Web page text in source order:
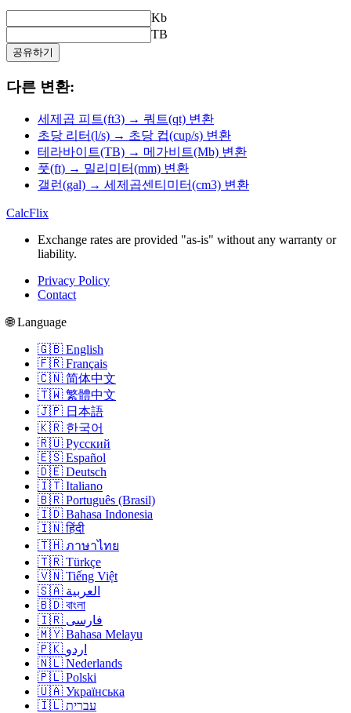
Kb
TB
공유하기
다른 변환:
세제곱 피트(ft3) → 쿼트(qt) 변환
초당 리터(l/s) → 초당 컵(cup/s) 변환
테라바이트(TB) → 메가비트(Mb) 변환
풋(ft) → 밀리미터(mm) 변환
갤런(gal) → 세제곱센티미터(cm3) 변환
CalcFlix
Exchange rates are provided "as-is" without any warranty or
liability.
Privacy Policy
Contact
🌐 Language
🇬🇧 English
🇫🇷 Français
🇨🇳 简体中文
🇹🇼 繁體中文
🇯🇵 日本語
🇰🇷 한국어
🇷🇺 Русский
🇪🇸 Español
🇩🇪 Deutsch
🇮🇹 Italiano
🇧🇷 Português (Brasil)
🇮🇩 Bahasa Indonesia
🇮🇳 हिंदी
🇹🇭 ภาษาไทย
🇹🇷 Türkçe
🇻🇳 Tiếng Việt
🇸🇦 العربية
🇧🇩 বাংলা
🇮🇷 فارسی
🇲🇾 Bahasa Melayu
🇵🇰 اردو
🇳🇱 Nederlands
🇵🇱 Polski
🇺🇦 Українська
🇮🇱 עברית